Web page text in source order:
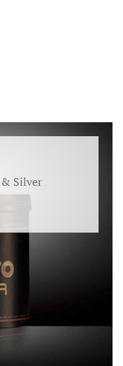
Silver